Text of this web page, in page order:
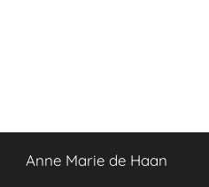
Anne Marie de Haan